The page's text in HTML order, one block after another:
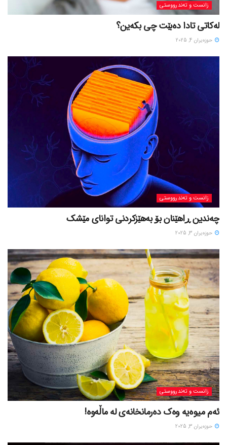
زانست و تەندرووستی
لەکاتی تادا دەبێت چی بکەین؟
حوزه‌یران 4, 2025
زانست و تەندرووستی
چەندین ڕاهێنان بۆ بەهێزکردنی توانای مێشک
حوزه‌یران 3, 2025
زانست و تەندرووستی
ئەم میوەیە وەک دەرمانخانەی لە ماڵەوە!
حوزه‌یران 3, 2025